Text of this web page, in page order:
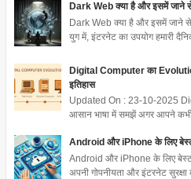
Dark Web क्या है और इसमें जाने
Dark Web क्या है और इसमें जाने
युग में, इंटरनेट का उपयोग हमारी
Digital Computer का
इतिहास
Updated On : 23-10-2025
आसान भाषा में समझें अगर आपने
Android और iPhone के लिए
Android और iPhone के लिए
अपनी गोपनीयता और इंटरनेट